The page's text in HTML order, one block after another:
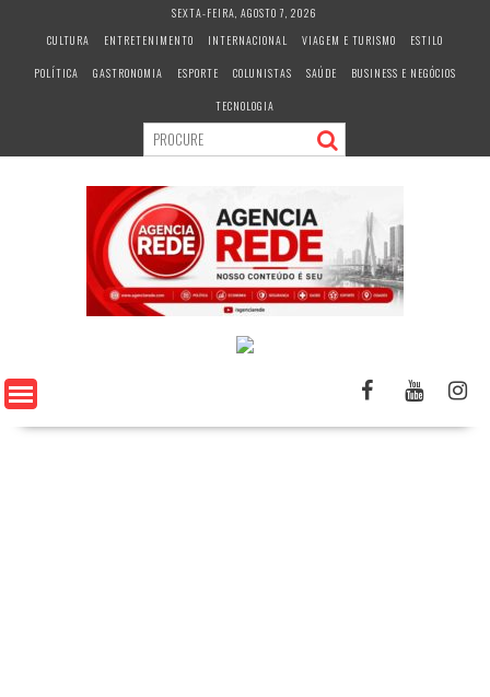
c
SEXTA-FEIRA, AGOSTO 7, 2026
CULTURA
ENTRETENIMENTO INTERNACIONAL VIAGEM E TURISMO
ESTILO
POLÍTICA
GASTRONOMIA ESPORTE COLUNISTAS SAÚDE
BUSINESS E NEGÓCIOS
TECNOLOGIA